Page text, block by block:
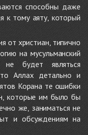
способны даже
к тому аяту, который
от христиан, типично
на мусульманский
не будет являться
Аллах детально и
Корана те ошибки
которые им было бы
же, заниматься не
и обсуждениям на